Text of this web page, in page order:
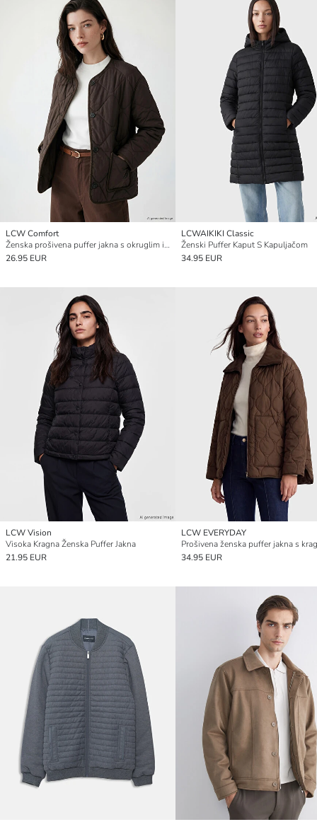
LCW Comfort
Ženska prošivena puffer jakna s okruglim izrezom
26.95 EUR
LCWAIKIKI Classic
Ženski Puffer Kaput S Kapuljačom
34.95 EUR
LCW Vision
Visoka Kragna Ženska Puffer Jakna
21.95 EUR
LCW EVERYDAY
Prošivena ženska puffer jakna s
34.95 EUR